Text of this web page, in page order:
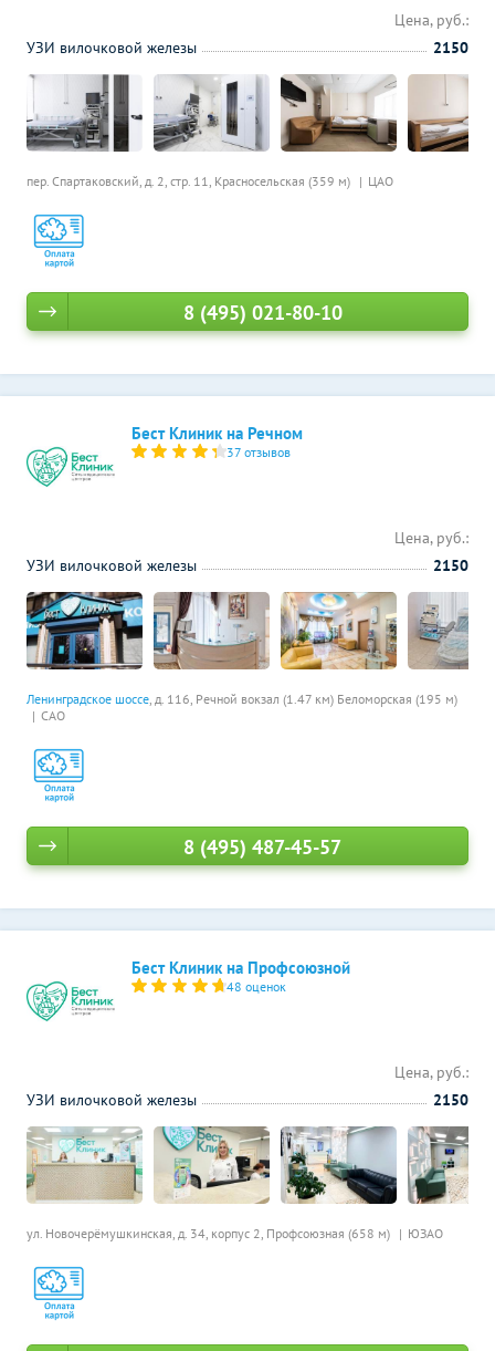
пер. Спартаковский, д. 2, стр. 11, Красносельская (359 м) ЦАО
Цена, руб.:
УЗИ вилочковой железы
2150
8 (495) 021-80-10
Бест Клиник на Речном
37 отзывов
Ленинградское шоссе, д. 116, Речной вокзал (1.47 км) Беломорская (195 м)
САО
Цена, руб.:
УЗИ вилочковой железы
2150
8 (495) 487-45-57
Бест Клиник на Профсоюзной
48 оценок
ул. Новочерёмушкинская, д. 34, корпус 2, Профсоюзная (658 м) ЮЗАО
Цена, руб.:
УЗИ вилочковой железы
2150